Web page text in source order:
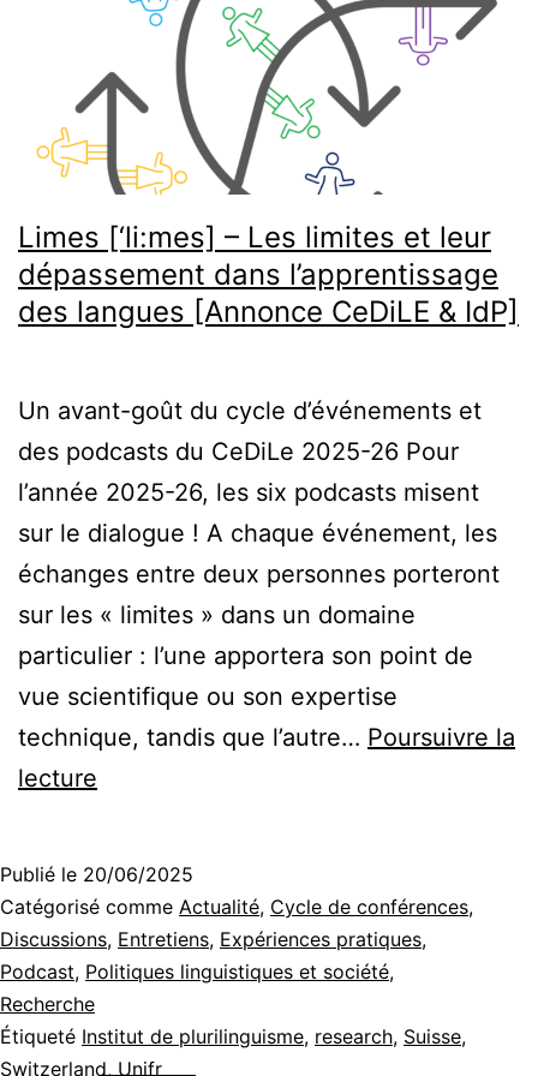
Limes [‘li:mes] – Les limites et leur
dépassement dans l’apprentissage
des langues [Annonce CeDiLE & IdP]
Un avant-goût du cycle d’événements et
des podcasts du CeDiLe 2025-26 Pour
l’année 2025-26, les six podcasts misent
sur le dialogue ! A chaque événement, les
échanges entre deux personnes porteront
sur les « limites » dans un domaine
particulier : l’une apportera son point de
vue scientifique ou son expertise
technique, tandis que l’autre… Poursuivre la
lecture
Les
limites
et
leur
dépassement
Publié le 20/06/2025
Catégorisé comme Actualité, Cycle de conférences,
Discussions, Entretiens, Expériences pratiques,
Podcast, Politiques linguistiques et société,
Recherche
Étiqueté Institut de plurilinguisme, research, Suisse,
Switzerland, Unifr